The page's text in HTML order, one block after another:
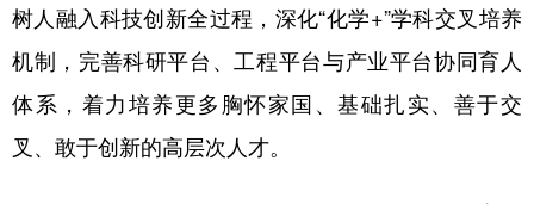
树人融入科技创新全过程，深化“化学+”学科交叉培养
机制，完善科研平台、工程平台与产业平台协同育人
体系，着力培养更多胸怀家国、基础扎实、善于交
叉、敢于创新的高层次人才。